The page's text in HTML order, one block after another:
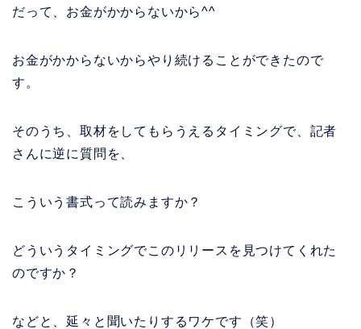
だって、お金がかからないから^^
お金がかからないからやり続けることができたので
す。
そのうち、取材をしてもらうえるタイミングで、記者
さんに逆に質問を、
こういう書式って読みますか？
どういうタイミングでこのリリースを見つけてくれた
のですか？
などと、延々と聞いたりするワケです（笑）